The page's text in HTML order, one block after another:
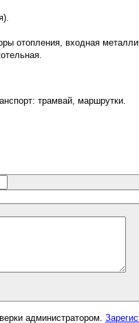
отопления, входная
трамвай, маршрутки.
администратором.